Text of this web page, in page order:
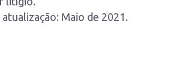
Maio de 2021.